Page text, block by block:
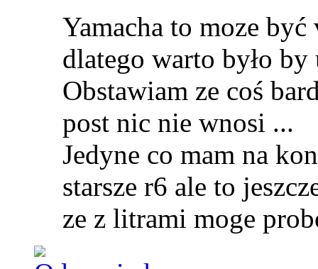
Yamacha to moze
dlatego warto było
Obstawiam ze coś
post nic nie wnosi ...
Jedyne co mam na
starsze r6 ale to
ze z litrami moge